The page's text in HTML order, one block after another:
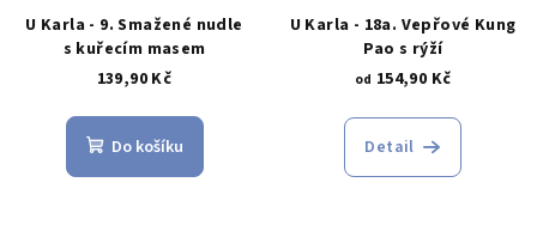
U Karla - 9. Smažené nudle
s kuřecím masem
139,90 Kč
Do košíku
U Karla - 18a. Vepřové Kung
Pao s rýží
od 154,90 Kč
Detail